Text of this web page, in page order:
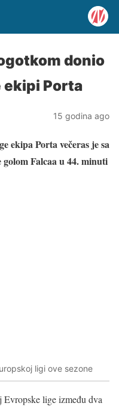
donio
ekipi Porta
15 godina ago
ekipa Porta večeras je sa
Falcaa u 44. minuti
ligi ove sezone
lige između dva